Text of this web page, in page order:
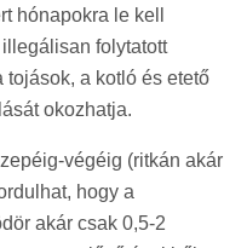
hónapokra le kell
folytatott
a kotló és etető
okozhatja.
végéig (ritkán akár
hogy a
akár csak 0,5-2